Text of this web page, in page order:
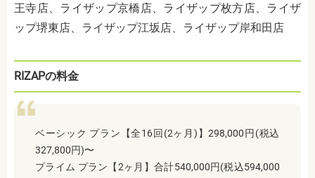
王寺店、ライザップ京橋店、ライザップ枚方店、ライザ
ップ堺東店、ライザップ江坂店、ライザップ岸和田店
RIZAPの料金
ベーシック プラン【全16回(2ヶ月)】298,000円(税込
327,800円)〜
プライム プラン【2ヶ月】合計540,000円(税込594,000